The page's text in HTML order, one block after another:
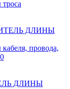
ДЛИНЫ
ДЛИНЫ